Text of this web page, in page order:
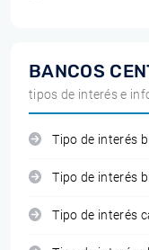
BANCOS
tipos de interés e
Tipo de interés
Tipo de interés
Tipo de interés